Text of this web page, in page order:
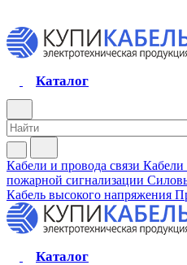
Каталог
Кабели и провода связи Кабели
пожарной сигнализации
Кабель высокого напряжения
Каталог